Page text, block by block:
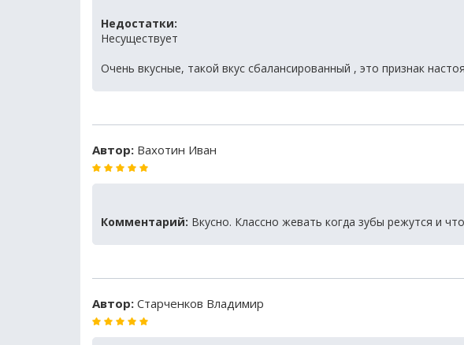
Недостатки:
Несуществует
Очень вкусные, такой вкус сбалансированный , это признак
Автор: Вахотин Иван
Комментарий: Вкусно. Классно жевать когда зубы режутся и
Автор: Старченков Владимир